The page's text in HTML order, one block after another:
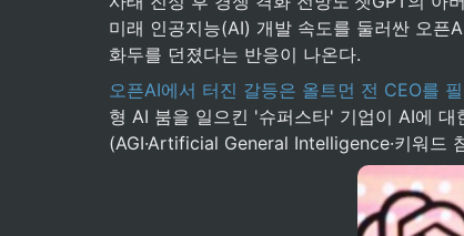
미래 인공지능(AI) 개발 속도를 둘러싼 오픈
화두를 던졌다는 반응이 나온다.
오픈AI에서 터진 갈등은 올트먼 전 CEO를
형 AI 붐을 일으킨 '슈퍼스타' 기업이 AI에
(AGI·Artificial General Intelligence·키워